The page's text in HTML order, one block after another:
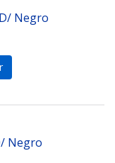
Negro
Negro